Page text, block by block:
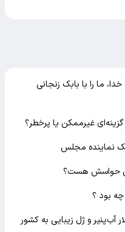
خدا، ما را با بابک زنجانی
غیرممکن یا پرخطر؟
یک نماینده مجلس
چه بود ؟
و ژل زیبایی به کشور